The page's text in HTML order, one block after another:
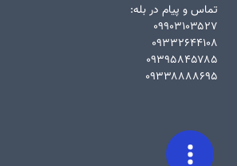
تماس و پیام در بله:
۰۹۹۰۳۱۰۳۵۲۷
۰۹۳۳۲۶۴۴۱۰۸
۰۹۳۹۵۸۴۵۷۸۵
۰۹۳۳۸۸۸۸۶۹۵